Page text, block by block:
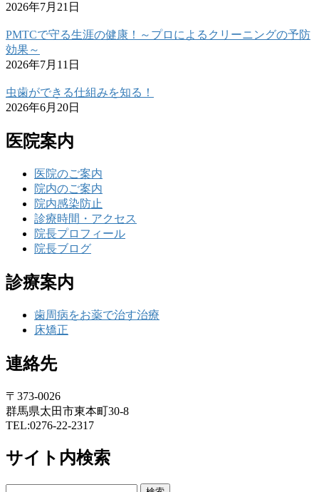
2026年7月21日
PMTCで守る生涯の健康！～プロによるクリーニングの予防
効果～
2026年7月11日
虫歯ができる仕組みを知る！
2026年6月20日
医院案内
医院のご案内
院内のご案内
院内感染防止
診療時間・アクセス
院長プロフィール
院長ブログ
診療案内
歯周病をお薬で治す治療
床矯正
連絡先
〒373-0026
群馬県太田市東本町30-8
TEL:0276-22-2317
サイト内検索